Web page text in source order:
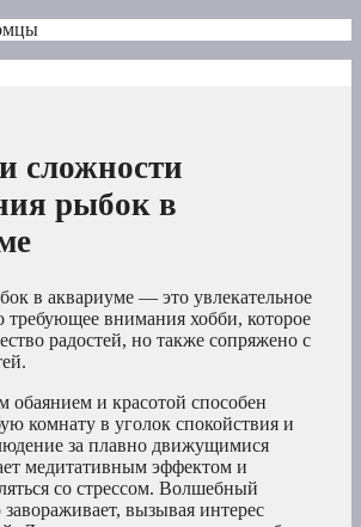
сложности
рыбок в
в аквариуме — это увлекательное
требующее внимания хобби, которое
радостей, но также сопряжено с
обаянием и красотой способен
комнату в уголок спокойствия и
за плавно движущимися
медитативным эффектом и
со стрессом. Волшебный
вызывая интерес